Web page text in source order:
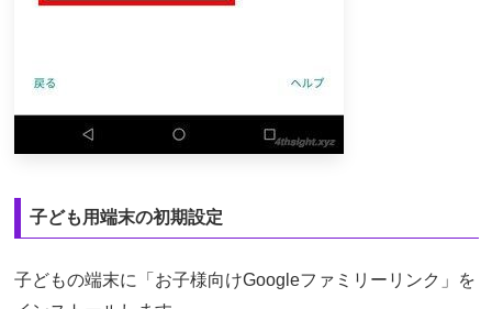
子ども用端末の初期設定
子どもの端末に「お子様向けGoogleファミリーリンク」を